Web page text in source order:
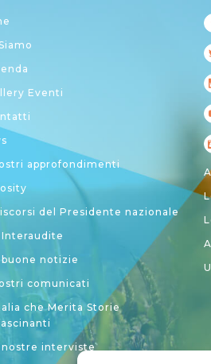
Eventi
approfondimenti
del Presidente nazionale
Interaudite
buone notizie
comunicati
che Merita Storie
nostre interviste